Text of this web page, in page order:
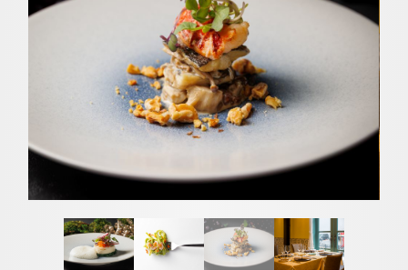
くのホテル
アクセス・観光情報
よくあるご質問
お問い合せ
オンラインショップ
チュ
ーブ
イン
スタ
グラ
ファ
イス
ブッ
クラブモントレ
TEL 078-333-7777
お問い合わせ
チェックアウト
人数
チェックイン日がお決まりでない方